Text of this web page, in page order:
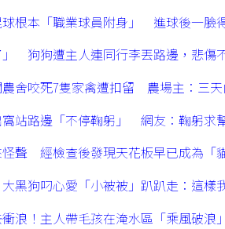
根本「職業球員附身」 進球後一臉
」 狗狗遭主人連同行李丟路邊，悲傷
農舍咬死7隻家禽遭扣留 農場主：三
站路邊「不停鞠躬」 網友：鞠躬求
聲 經檢查後發現天花板早已成為「
黑狗叼心愛「小被被」趴趴走：這樣
浪！主人帶毛孩在淹水區「乘風破浪